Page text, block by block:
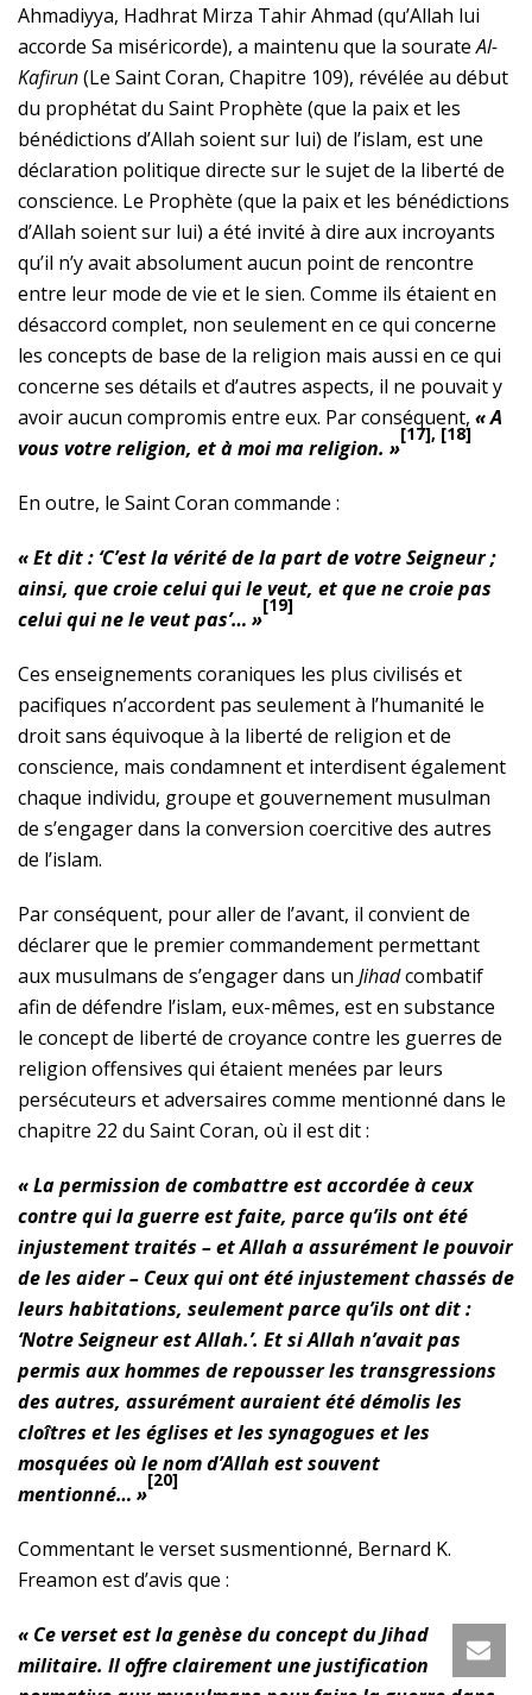
Ahmadiyya, Hadhrat Mirza Tahir Ahmad (qu’Allah lui
accorde Sa miséricorde), a maintenu que la sourateAl-
Kafirun(Le Saint Coran, Chapitre 109), révélée au début
du prophétat du Saint Prophète (que la paix et les
bénédictions d’Allah soient sur lui) de l’islam, est une
déclaration politique directe sur le sujet de la liberté de
conscience. Le Prophète (que la paix et les bénédictions
d’Allah soient sur lui) a été invité à dire aux incroyants
qu’il n’y avait absolument aucun point de rencontre
entre leur mode de vie et le sien. Comme ils étaient en
désaccord complet, non seulement en ce qui concerne
les concepts de base de la religion mais aussi en ce qui
concerne ses détails et d’autres aspects, il ne pouvait y
avoir aucun compromis entre eux. Par conséquent, « A
vous votre religion, et à moi ma religion. »
[17], [18]
En outre, le Saint Coran commande :
« Et dit : ‘C’est la vérité de la part de votre Seigneur ;
ainsi, que croie celui qui le veut, et que ne croie pas
celui qui ne le veut pas’… »
[19]
Ces enseignements coraniques les plus civilisés et
pacifiques n’accordent pas seulement à l’humanité le
droit sans équivoque à la liberté de religion et de
conscience, mais condamnent et interdisent également
chaque individu, groupe et gouvernement musulman
de s’engager dans la conversion coercitive des autres
de l’islam.
Par conséquent, pour aller de l’avant, il convient de
déclarer que le premier commandement permettant
aux musulmans de s’engager dans un Jihadcombatif
afin de défendre l’islam, eux-mêmes, est en substance
le concept de liberté de croyance contre les guerres de
religion offensives qui étaient menées par leurs
persécuteurs et adversaires comme mentionné dans le
chapitre 22 du Saint Coran, où il est dit :
« La permission de combattre est accordée à ceux
contre qui la guerre est faite, parce qu’ils ont été
injustement traités – et Allah a assurément le pouvoir
de les aider – Ceux qui ont été injustement chassés de
leurs habitations, seulement parce qu’ils ont dit :
‘Notre Seigneur est Allah.’. Et si Allah n’avait pas
permis aux hommes de repousser les transgressions
des autres, assurément auraient été démolis les
cloîtres et les églises et les synagogues et les
mosquées où le nom d’Allah est souvent
mentionné… »
[20]
Commentant le verset susmentionné, Bernard K.
Freamon est d’avis que :
« Ce verset est la genèse du concept du Jihad
militaire. Il offre clairement une justification